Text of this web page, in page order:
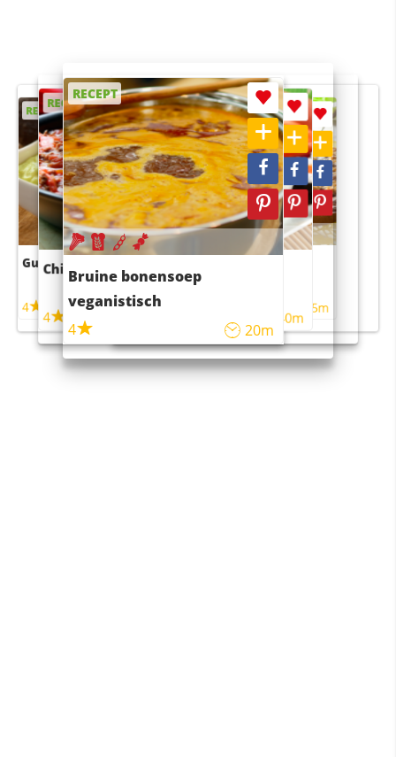
RECEPT
Guacamole
4
RECEPT
Chili con carne
4 45m
RECEPT
Bruine bonensoep
veganistisch
4
20m
RECEPT
Sushi rijstsalade
maaltijdsalade
40m
RECEPT
4 55m